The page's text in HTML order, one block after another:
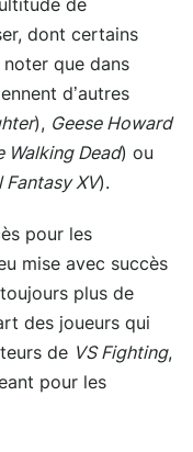
de
dont certains
que dans
d’autres
), Geese Howard
Walking Dead) ou
Fantasy XV).
pour les
mise avec succès
plus de
des joueurs qui
de VS Fighting,
pour les